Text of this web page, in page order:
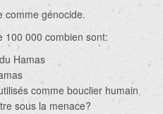
comme génocide.
100 000 combien sont:
Hamas
comme bouclier humain
sous la menace?